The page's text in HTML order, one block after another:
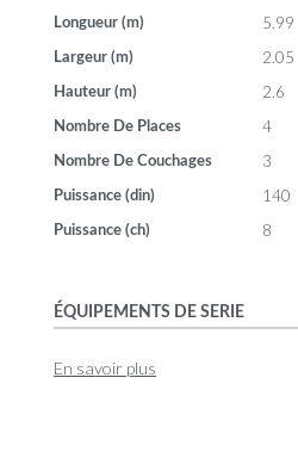
Longueur (m) 5.99
Largeur (m) 2.05
Hauteur (m) 2.6
Nombre De Places 4
Nombre De Couchages 3
Puissance (din) 140
Puissance (ch) 8
ÉQUIPEMENTS DE SERIE
En savoir plus